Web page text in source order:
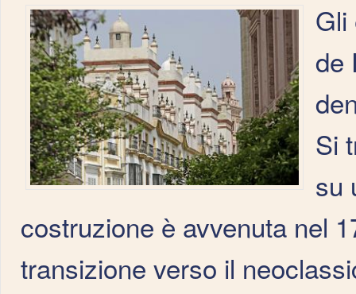
Gli
de
Si
su
costruzione è avvenuta nel
transizione verso il